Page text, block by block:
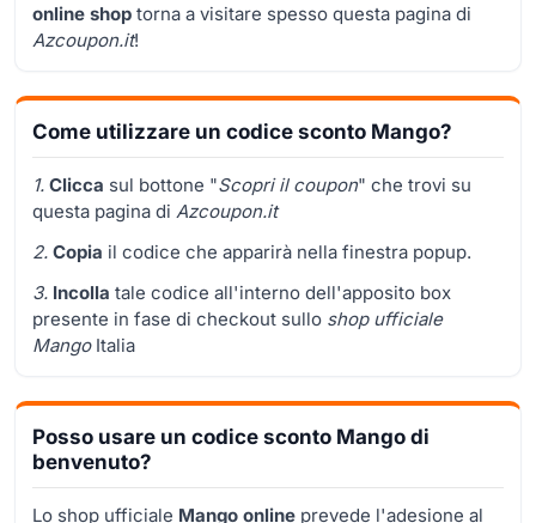
online shop torna a visitare spesso questa pagina di
Azcoupon.it!
Come utilizzare un codice sconto Mango?
1. Clicca sul bottone "Scopri il coupon" che trovi su
questa pagina di Azcoupon.it
2. Copia il codice che apparirà nella finestra popup.
3. Incolla tale codice all'interno dell'apposito box
presente in fase di checkout sullo shop ufficiale
MangoItalia
Posso usare un codice sconto Mango di
benvenuto?
Lo shop ufficiale Mango online prevede l'adesione al